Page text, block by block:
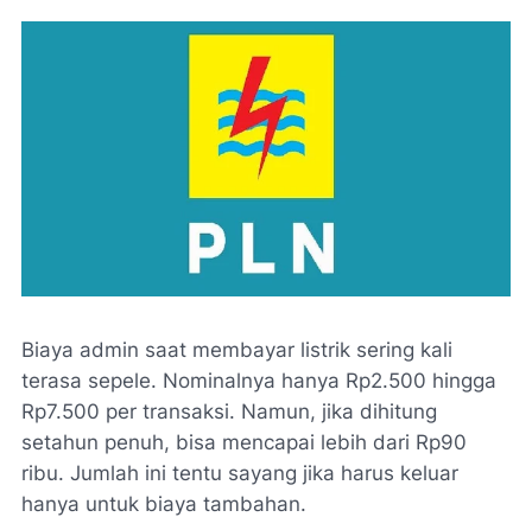
Biaya admin saat membayar listrik sering kali
terasa sepele. Nominalnya hanya Rp2.500 hingga
Rp7.500 per transaksi. Namun, jika dihitung
setahun penuh, bisa mencapai lebih dari Rp90
ribu. Jumlah ini tentu sayang jika harus keluar
hanya untuk biaya tambahan.